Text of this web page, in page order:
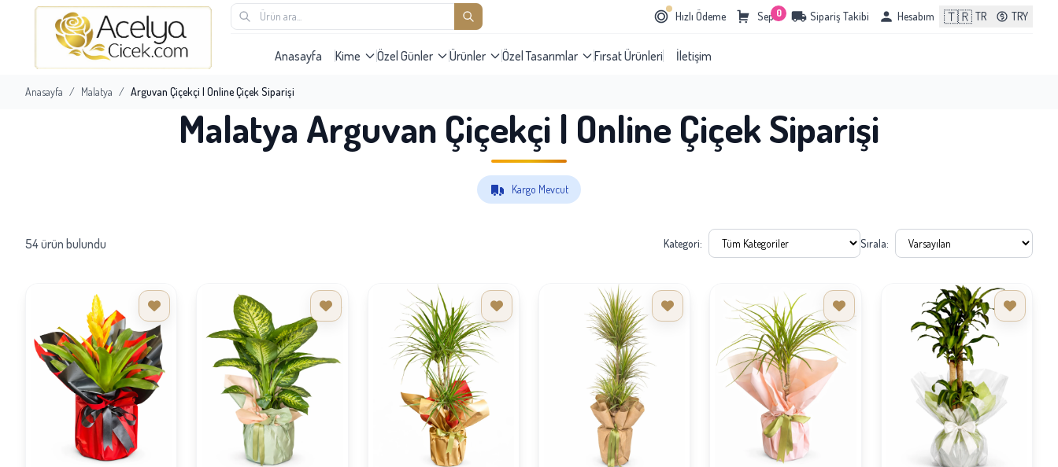
Hızlı Ödeme Sepet
0 Sipariş Takibi Hesabım 🇹🇷 TR TRY
Anasayfa Kime Özel Günler Ürünler Özel Tasarımlar Fırsat Ürünleri İletişim
Anasayfa / Malatya / Arguvan Çiçekçi | Online Çiçek Siparişi
Malatya Arguvan Çiçekçi | Online Çiçek Siparişi
Kargo Mevcut
54 ürün bulundu Kategori: Sırala: